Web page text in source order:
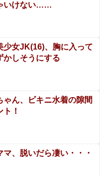
村、本当にヤバい…こ
ヤってしまう…（動画あ
む方法│sin
ンをネット発射装置で
rawやhitomiを使わずに
いけない……
少女JK(16)、胸に入って
かしそうにする
ゃん、ビキニ水着の隙間
！
マ、脱いだら凄い・・・